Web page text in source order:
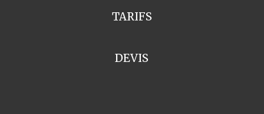
TARIFS
DEVIS